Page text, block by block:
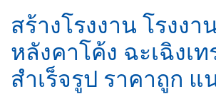
สร้างโรงงาน โรงงา
หลังคาโค้ง ฉะเฉิงเท
สำเร็จรูป ราคาถูก แ